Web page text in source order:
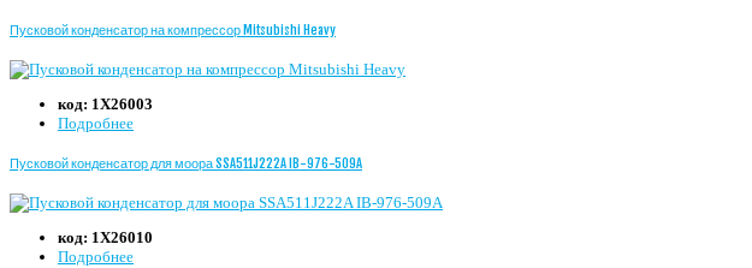
Пусковой конденсатор на компрессор Mitsubishi Heavy
код: 1Х26003
Подробнее
Пусковой конденсатор для моора SSA511J222A IB-976-509A
код: 1Х26010
Подробнее